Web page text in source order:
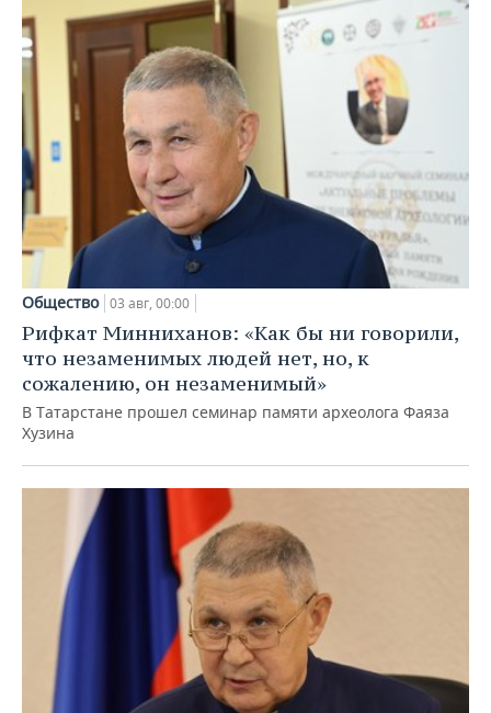
Общество 03 авг, 00:00
Рифкат Минниханов: «Как бы ни говорили,
что незаменимых людей нет, но, к
сожалению, он незаменимый»
В Татарстане прошел семинар памяти археолога Фаяза
Хузина